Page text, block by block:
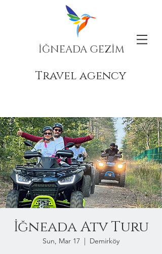
İĞNEADA GEZİM
Travel agency
İğneada Atv Turu
Sun, Mar 17
  |
Demirköy